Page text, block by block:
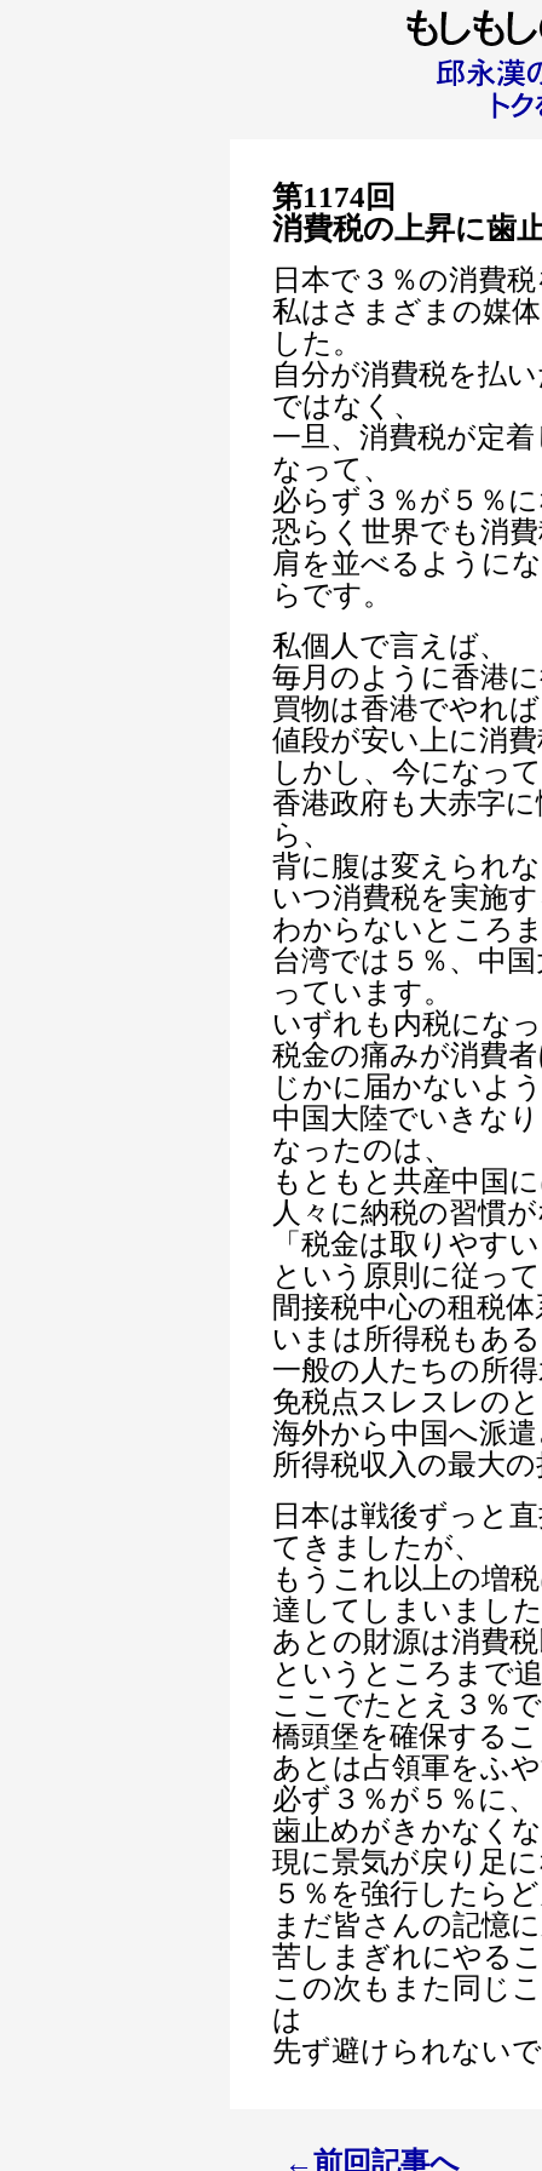
第1174回
消費税の上昇に歯
日本で３％の消費
私はさまざまの媒
した。
自分が消費税を払
ではなく、
一旦、消費税が定
なって、
必らず３％が５％
恐らく世界でも消
肩を並べるように
らです。
私個人で言えば、
毎月のように香港
買物は香港でやれ
値段が安い上に消
しかし、今になっ
香港政府も大赤字
ら、
背に腹は変えられ
いつ消費税を実施
わからないところ
台湾では５％、中
っています。
いずれも内税にな
税金の痛みが消費
じかに届かないよ
中国大陸でいきな
なったのは、
もともと共産中国
人々に納税の習慣
「税金は取りやす
という原則に従っ
間接税中心の租税
いまは所得税もあ
一般の人たちの所
免税点スレスレの
海外から中国へ派
所得税収入の最大
日本は戦後ずっと
てきましたが、
もうこれ以上の増
達してしまいまし
あとの財源は消費
というところまで
ここでたとえ３％
橋頭堡を確保する
あとは占領軍をふ
必ず３％が５％に
歯止めがきかなく
現に景気が戻り足
５％を強行したら
まだ皆さんの記憶
苦しまぎれにやる
この次もまた同じ
は
先ず避けられない
←前回記事へ